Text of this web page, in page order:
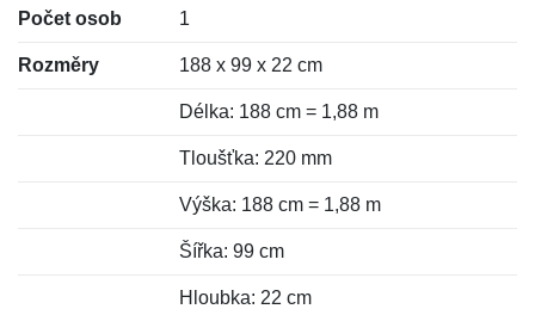
Počet osob 1
Rozměry 188 x 99 x 22 cm
Délka: 188 cm = 1,88 m
Tloušťka: 220 mm
Výška: 188 cm = 1,88 m
Šířka: 99 cm
Hloubka: 22 cm